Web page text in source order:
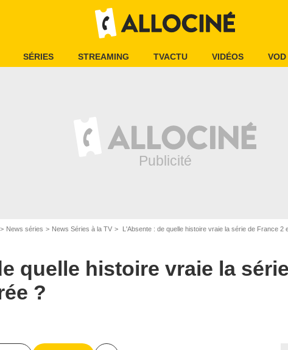
SÉRIES STREAMING TVACTU VIDÉOS VOD
News séries News Séries à la TV L'Absente : de quelle histoire vraie la série de France 2
quelle histoire vraie la
?